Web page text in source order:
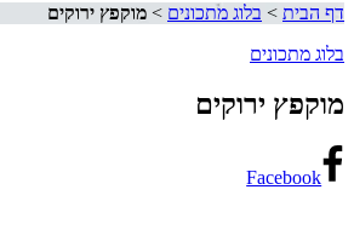
דף הבית > בלוג מתכונים > מוקפץ ירוקים
בלוג מתכונים
מוקפץ ירוקים
Facebook